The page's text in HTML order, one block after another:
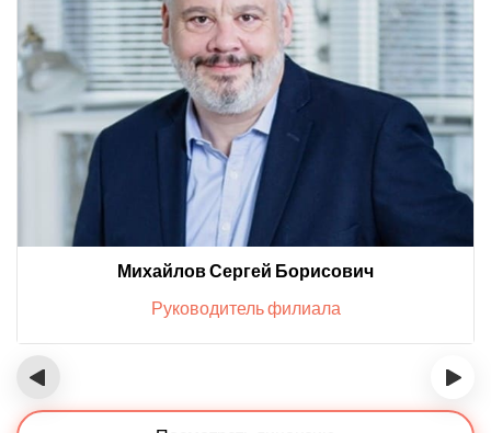
Михайлов Сергей Борисович
Руководитель филиала
‹ ›